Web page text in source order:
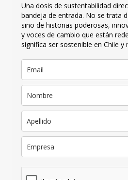
Una dosis de sustentabilidad
bandeja de entrada. No se trata
sino de historias poderosas,
y voces de cambio que están
significa ser sostenible en Chile y